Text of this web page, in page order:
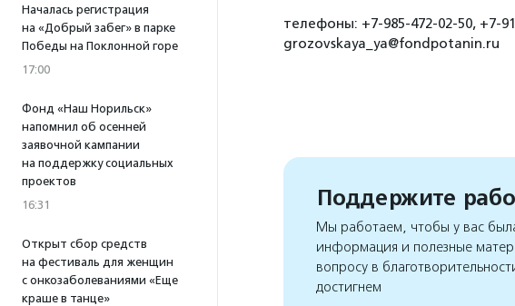
Началась регистрация
на «Добрый забег» в парке
Победы на Поклонной горе
17:00
Фонд «Наш Норильск»
напомнил об осенней
заявочной кампании
на поддержку социальных
проектов
16:31
Открыт сбор средств
на фестиваль для женщин
с онкозаболеваниями «Еще
краше в танце»
телефоны: +7-985-472-02-50, +7-
grozovskaya_ya@fondpotanin.ru
Поддержите
Мы работаем, чтобы у вас
информация и полезные
вопросу в
достигнем